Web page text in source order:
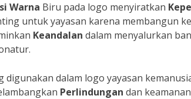
Warna Biru pada logo menyiratkan
untuk yayasan karena membangun
Keandalan dalam menyalurkan
digunakan dalam logo yayasan
Perlindungan dan